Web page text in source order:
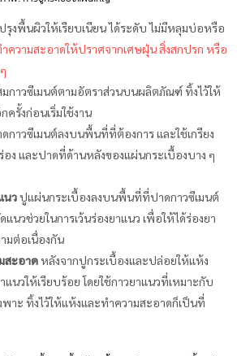
รุงพื้นผิวให้เรียบเนียน ได้ระดับ ไม่มีหลุมบ่อหรือ
ความสะอาดให้ปราศจากเศษฝุ่น สิ่งสกปรก หรือ
กาวซีเมนต์ตามอัตราส่วนบนผลิตภัณฑ์ ทิ้งไว้ให้
รั้งก่อนเริ่มใช้งาน
กาวซีเมนต์ลงบนพื้นที่ที่ต้องการ และใช้เกรียง
อง และปาดที่ด้านหลังของแผ่นกระเบื้องบาง ๆ
นว ปูแผ่นกระเบื้องลงบนพื้นที่ที่ปาดกาวซีเมนต์
นวช่วยในการเว้นร่องยาแนว เพื่อให้ได้ร่องยา
มต่อเนื่องกัน
สะอาด หลังจากปูกระเบื้องและปล่อยให้แห้ง
แนวให้เรียบร้อย โดยใช้กาวยาแนวที่เหมาะกับ
พาะ ทิ้งไว้ให้แห้งและทำความสะอาดก็เป็นที่